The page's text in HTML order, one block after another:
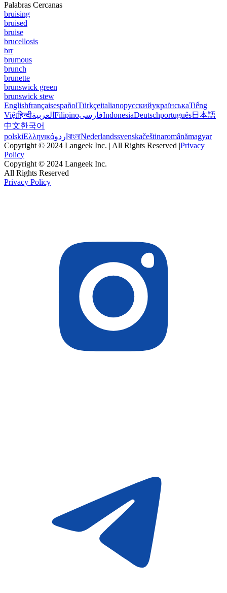
Palabras Cercanas
bruising
bruised
bruise
brucellosis
brr
brumous
brunch
brunette
brunswick green
brunswick stew
EnglishfrançaisespañolTürkçeitalianoрусскийукраїнськаTiếng
Việtहिन्दीالعربية FilipinoفارسیIndonesiaDeutschportuguês日本語
中文한국어
polskiΕλληνικάاردو বাংলাNederlandssvenskačeštinaromânămagyar
Copyright © 2024 Langeek Inc. | All Rights Reserved |Privacy
Policy
Copyright © 2024 Langeek Inc.
All Rights Reserved
Privacy Policy